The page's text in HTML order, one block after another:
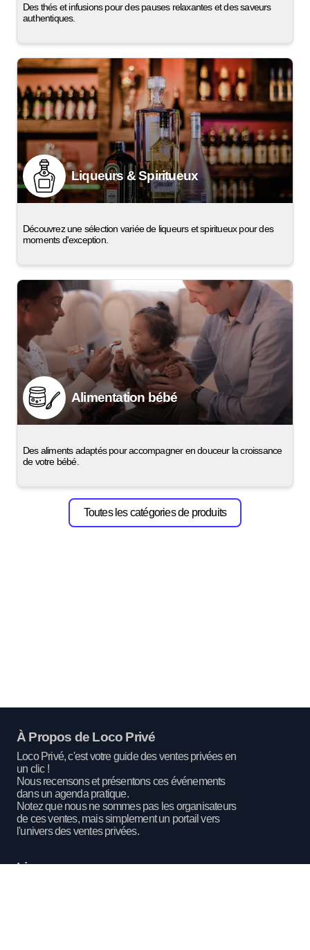
Des thés et infusions pour des pauses relaxantes et des saveurs
authentiques.
Liqueurs & Spiritueux
Découvrez une sélection variée de liqueurs et spiritueux pour des
moments d'exception.
Alimentation bébé
Des aliments adaptés pour accompagner en douceur la croissance
de votre bébé.
Toutes les catégories de produits
À Propos de Loco Privé
Loco Privé, c'est votre guide des ventes privées en
un clic !
Nous recensons et présentons ces événements
dans un agenda pratique.
Notez que nous ne sommes pas les organisateurs
de ces ventes, mais simplement un portail vers
l'univers des ventes privées.
Liens